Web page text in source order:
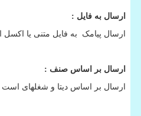
ارسال به فایل :
ارسال پیامک به فایل متنی یا
ارسال بر اساس صنف :
ارسال بر اساس دیتا و شغلهای